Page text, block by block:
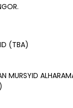
(TBA)
MURSYID